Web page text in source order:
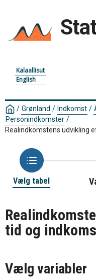
Kalaallisut
English
/ Grønland / Indkomst /
Personindkomster /
Realindkomstens udvikling
Vælg tabel
tid og
Vælg variabler